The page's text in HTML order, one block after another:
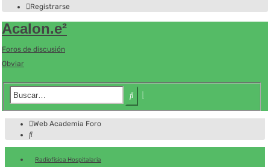
Registrarse
Acalon.e²
Foros de discusión
Obviar
Buscar
Web Academia Foro
Buscar
Radiofísica Hospitalaria